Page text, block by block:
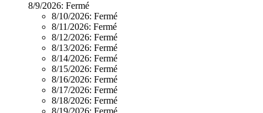
8/9/2026: Fermé
8/10/2026: Fermé
8/11/2026: Fermé
8/12/2026: Fermé
8/13/2026: Fermé
8/14/2026: Fermé
8/15/2026: Fermé
8/16/2026: Fermé
8/17/2026: Fermé
8/18/2026: Fermé